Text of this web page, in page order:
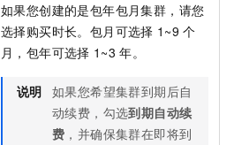
如果您创建的是包年包月集群，请您
选择购买时长。包月可选择 1~9 个
月，包年可选择 1~3 年。
说明 如果您希望集群到期后自
动续费，勾选到期自动续
费 ，并确保集群在即将到